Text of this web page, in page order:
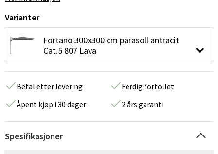
Varianter
Fortano 300x300 cm parasoll antracit
Cat.5 807 Lava
Betal etter levering
Ferdig fortollet
Åpent kjøp i 30 dager
2 års garanti
Spesifikasjoner